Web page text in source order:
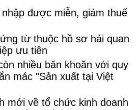
được miễn, giảm thuế
từ thuộc hồ sơ hải quan
ưu tiên
nhiều băn khoăn với quy
mác "Sản xuất tại Việt
mới về tổ chức kinh doanh